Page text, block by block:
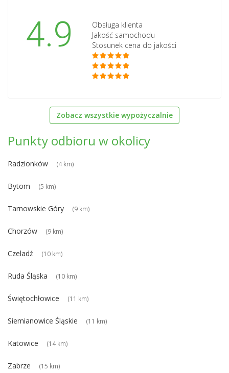
4.9
Obsługa klienta
Jakość samochodu
Stosunek cena do jakości
Zobacz wszystkie wypożyczalnie
Punkty odbioru w okolicy
Radzionków (4 km)
Bytom (5 km)
Tarnowskie Góry (9 km)
Chorzów (9 km)
Czeladź (10 km)
Ruda Śląska (10 km)
Świętochłowice (11 km)
Siemianowice Śląskie (11 km)
Katowice (14 km)
Zabrze (15 km)